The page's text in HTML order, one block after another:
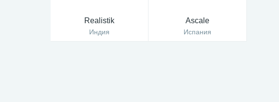
Realistik
Индия
Ascale
Испания